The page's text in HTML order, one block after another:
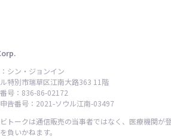
シン・ジョンイン
特別市瑞草区江南大路363 11階
号：836-86-02172
告番号：2021-ソウル江南-03497
トークは通信販売の当事者ではなく、医療機関が
負いかねます。